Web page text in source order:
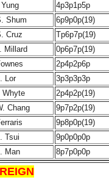
4p3p1p5p
Shum
6p9p0p(19)
Cruz
Tp6p7p(19)
Millard
0p6p7p(19)
2p4p2p6p
Lor
3p3p3p3p
Whyte
2p4p2p(19)
Chang
9p7p2p(19)
9p8p0p(19)
Tsui
9p0p0p0p
Man 8p7p0p0p